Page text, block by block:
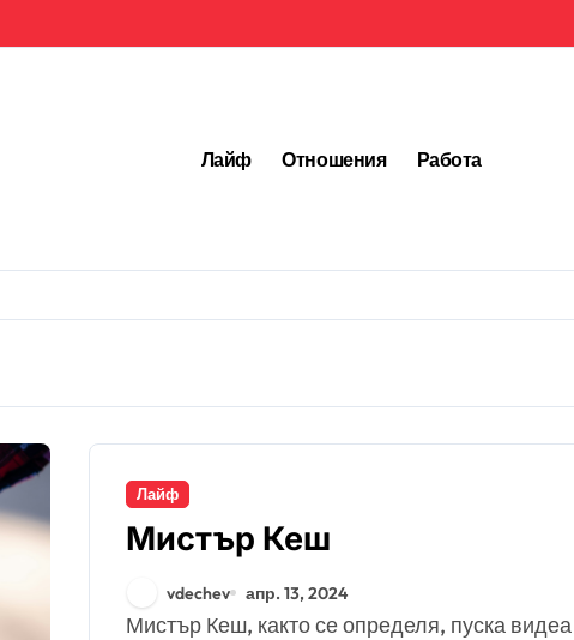
Лайф Отношения Работа
Лайф
Мистър Кеш
vdechev апр. 13, 2024
Мистър Кеш, както се определя, пуска видеа